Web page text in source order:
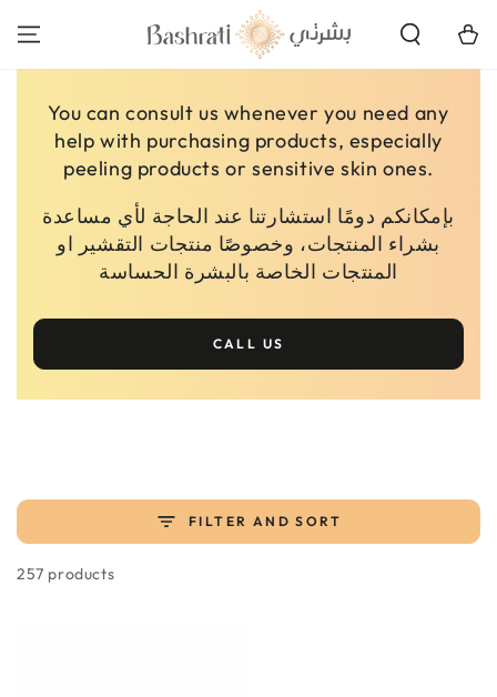
CONTENT
Cart
You can consult us whenever you need any
help with purchasing products, especially
peeling products or sensitive skin ones.
بإمكانكم دومًا استشارتنا عند الحاجة لأي مساعدة
بشراء المنتجات، وخصوصًا منتجات التقشير او
المنتجات الخاصة بالبشرة الحساسة
CALL US
FILTER AND SORT
257 products